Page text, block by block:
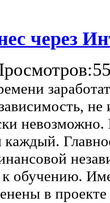
через
каждый.
обучению.
в